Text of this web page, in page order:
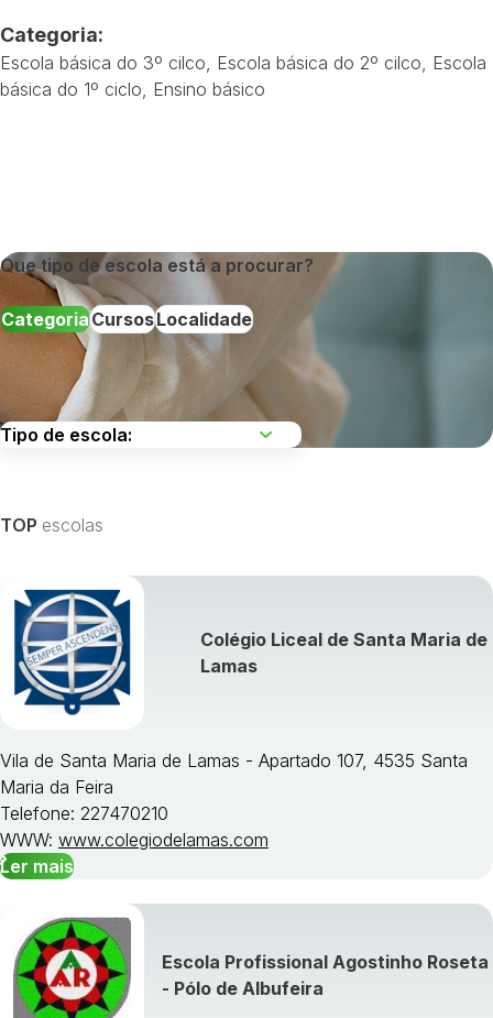
Categoria:
Escola básica do 3º cilco Escola básica do 2º cilco Escola
básica do 1º ciclo Ensino básico
Que tipo de escola está a procurar?
CategoriaCursosLocalidade
Visualizar todos os cursos »
TOP escolas
Colégio Liceal de Santa Maria de
Lamas
Vila de Santa Maria de Lamas - Apartado 107, 4535 Santa
Maria da Feira
Telefone: 227470210
WWW: www.colegiodelamas.com
Ler mais
Escola Profissional Agostinho Roseta
- Pólo de Albufeira